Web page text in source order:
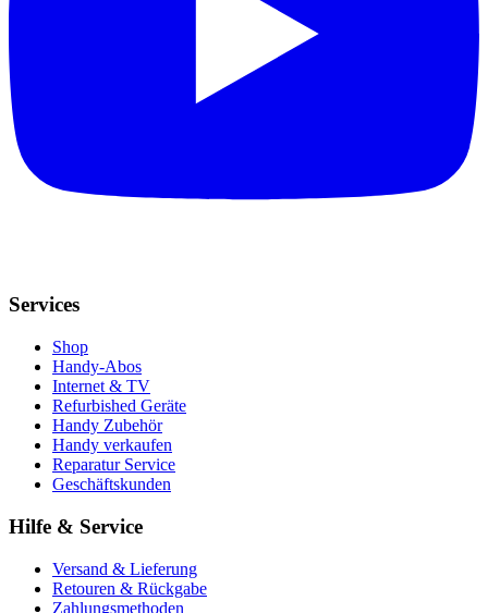
Services
Shop
Handy-Abos
Internet & TV
Refurbished Geräte
Handy Zubehör
Handy verkaufen
Reparatur Service
Geschäftskunden
Hilfe & Service
Versand & Lieferung
Retouren & Rückgabe
Zahlungsmethoden